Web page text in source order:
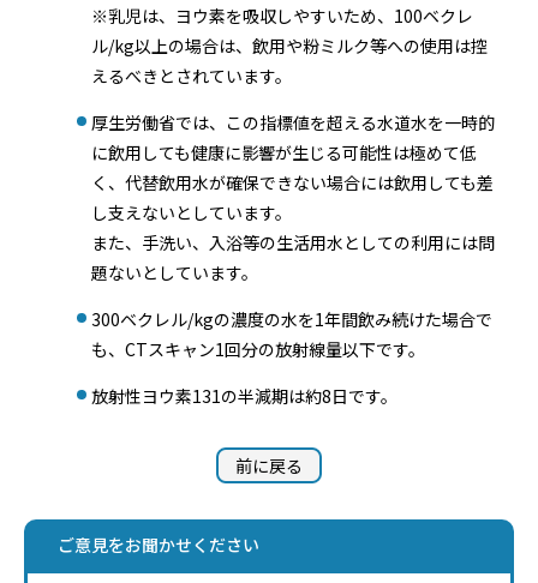
※乳児は、ヨウ素を吸収しやすいため、100ベクレ
ル/kg以上の場合は、飲用や粉ミルク等への使用は控
えるべきとされています。
厚生労働省では、この指標値を超える水道水を一時的
に飲用しても健康に影響が生じる可能性は極めて低
く、代替飲用水が確保できない場合には飲用しても差
し支えないとしています。
また、手洗い、入浴等の生活用水としての利用には問
題ないとしています。
300ベクレル/kgの濃度の水を1年間飲み続けた場合で
も、CTスキャン1回分の放射線量以下です。
放射性ヨウ素131の半減期は約8日です。
前に戻る
ご意見をお聞かせください